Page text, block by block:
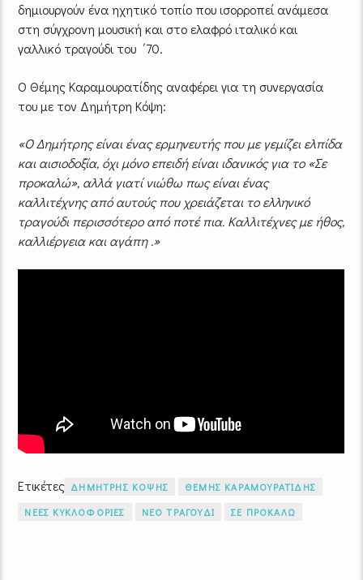
δημιουργούν ένα ηχητικό τοπίο που ισορροπεί ανάμεσα
στη σύγχρονη μουσική και στο ελαφρό ιταλικό και
γαλλικό τραγούδι του ΄70.
Ο Θέμης Καραμουρατίδης αναφέρει για τη συνεργασία
του με τον Δημήτρη Κόψη:
«Ο Δημήτρης είναι ένας ερμηνευτής που με γεμίζει ελπίδα
και αισιοδοξία, όχι μόνο επειδή είναι ιδανικός για το «Σε
προκαλώ», αλλά γιατί νιώθω πως είναι ένας
καλλιτέχνης από αυτούς που χρειάζεται το ελληνικό
τραγούδι περισσότερο από ποτέ πια. Καλλιτέχνες με ήθος,
καλλιέργεια και αγάπη .»
Ετικέτες ΔΗΜΗΤΡΗΣ ΚΟΨΗΣ
ΘΕΜΗΣ ΚΑΡΑΜΟΥΡΑΤΙΔΗΣ
ΝΕΕΣ ΚΥΚΛΟΦΟΡΙΕΣ
ΝΕΟ ΤΡΑΓΟΥΔΙ ΣΕ ΠΡΟΚΑΛΩ